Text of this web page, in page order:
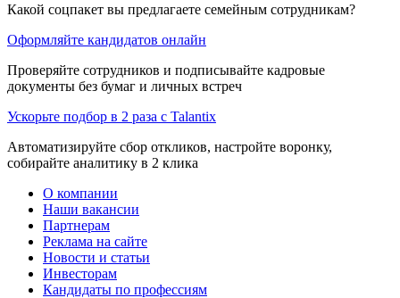
Какой соцпакет вы предлагаете семейным сотрудникам?
Оформляйте кандидатов онлайн
Проверяйте сотрудников и подписывайте кадровые
документы без бумаг и личных встреч
Ускорьте подбор в 2 раза с Talantix
Автоматизируйте сбор откликов, настройте воронку,
собирайте аналитику в 2 клика
О компании
Наши вакансии
Партнерам
Реклама на сайте
Новости и статьи
Инвесторам
Кандидаты по профессиям